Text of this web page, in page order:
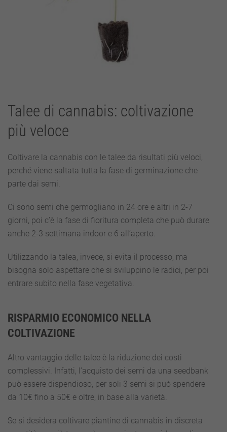
Talee di cannabis: coltivazione
più veloce
Coltivare la cannabis con le talee da risultati più veloci,
perché viene saltata tutta la fase di germinazione che
parte dai semi.
Ci sono semi che germogliano in 24 ore e altri in 2-7
giorni, poi c’è la fase di fioritura completa che può durare
anche 2-3 settimana indoor e 6 all’aperto.
Utilizzando la talea, invece, si evita il processo, ma
bisogna solo aspettare che si sviluppino le radici, per poi
entrare subito nella fase vegetativa.
RISPARMIO ECONOMICO NELLA
COLTIVAZIONE
Altro vantaggio delle talee è la riduzione dei costi
complessivi. Infatti, l’acquisto dei semi da una seedbank
può essere dispendioso, per soli 3 semi si può spendere
da 10€ fino a 50€ e oltre, in base alla varietà.
Se si desidera coltivare piantine di cannabis in discreta